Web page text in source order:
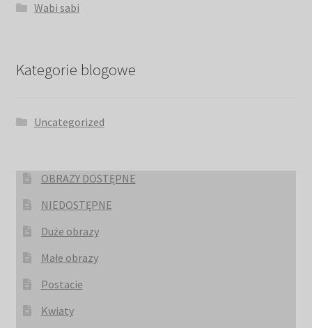
Wabi sabi
Kategorie blogowe
Uncategorized
OBRAZY DOSTĘPNE
NIEDOSTĘPNE
Duże obrazy
Małe obrazy
Postacie
Kwiaty